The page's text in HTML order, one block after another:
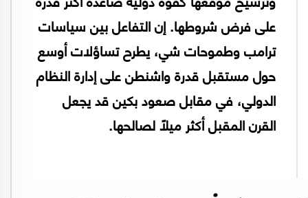
على فرض شروطها. إن التفاعل بين سياسات
ترامب وطموحات شي، يطرح تساؤلات أوسع
حول مستقبل قدرة واشنطن على إدارة النظام
الدولي، في مقابل صعود بكين قد يجعل
القرن المقبل أكثر ميلاً لصالحها.